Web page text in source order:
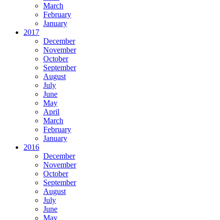
March
February
January
2017
December
November
October
September
August
July
June
May
April
March
February
January
2016
December
November
October
September
August
July
June
May